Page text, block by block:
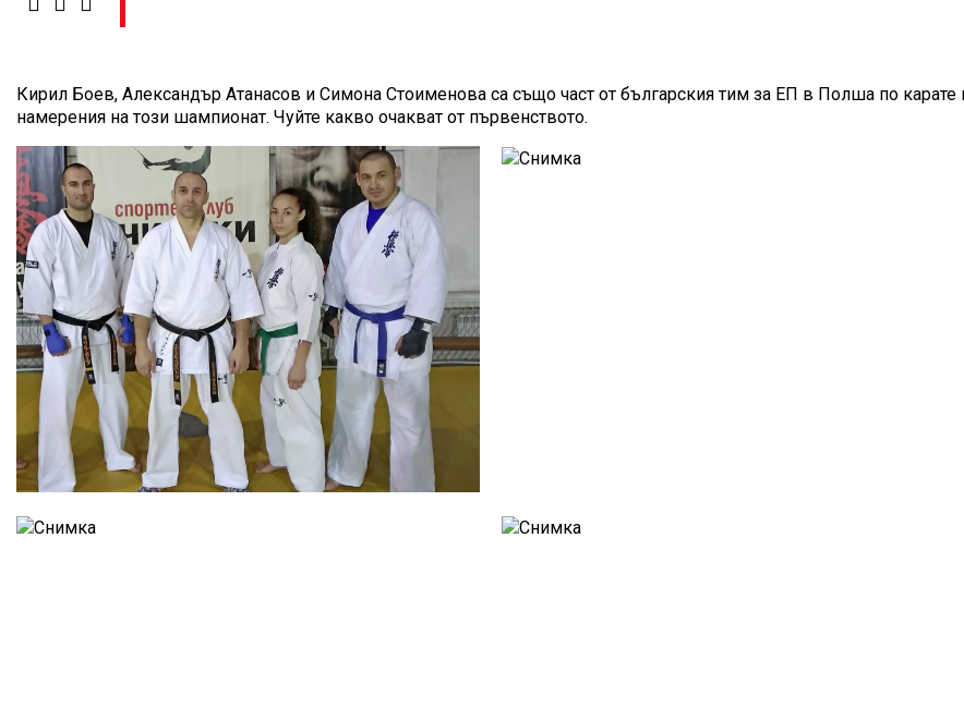
Кирил Боев, Александър Атанасов и Симона Стоименова са също част от българския тим за ЕП в Полша по карате
намерения на този шампионат. Чуйте какво очакват от първенството.